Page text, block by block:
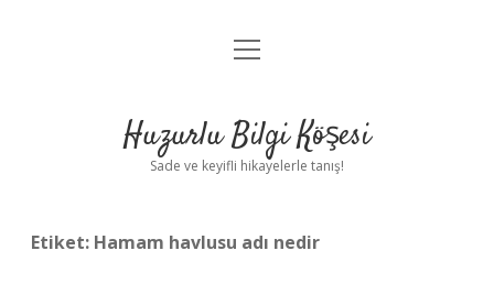
Anasayfa
Yasal Uyarı
menüyü
Huzurlu Bilgi Köşesi
Sade ve keyifli hikayelerle tanış!
Etiket: Hamam havlusu adı nedir